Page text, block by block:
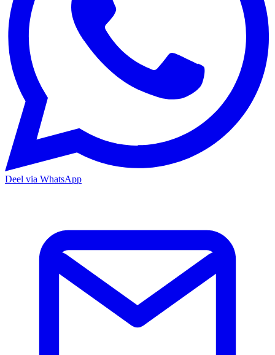
Deel via WhatsApp